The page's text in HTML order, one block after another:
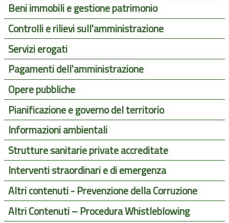
Beni immobili e gestione patrimonio
Controlli e rilievi sull'amministrazione
Servizi erogati
Pagamenti dell'amministrazione
Opere pubbliche
Pianificazione e governo del territorio
Informazioni ambientali
Strutture sanitarie private accreditate
Interventi straordinari e di emergenza
Altri contenuti - Prevenzione della Corruzione
Altri Contenuti – Procedura Whistleblowing